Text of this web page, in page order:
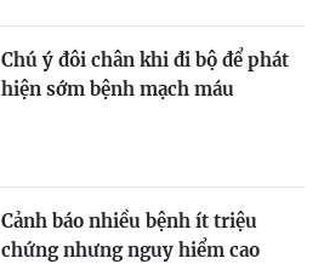
Chú ý đôi chân khi đi bộ để phát
hiện sớm bệnh mạch máu
Cảnh báo nhiều bệnh ít triệu
chứng nhưng nguy hiểm cao